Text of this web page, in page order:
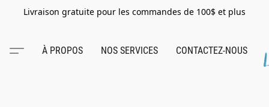
Livraison gratuite pour les commandes de 100$ et plus
À PROPOS NOS SERVICES CONTACTEZ-NOUS